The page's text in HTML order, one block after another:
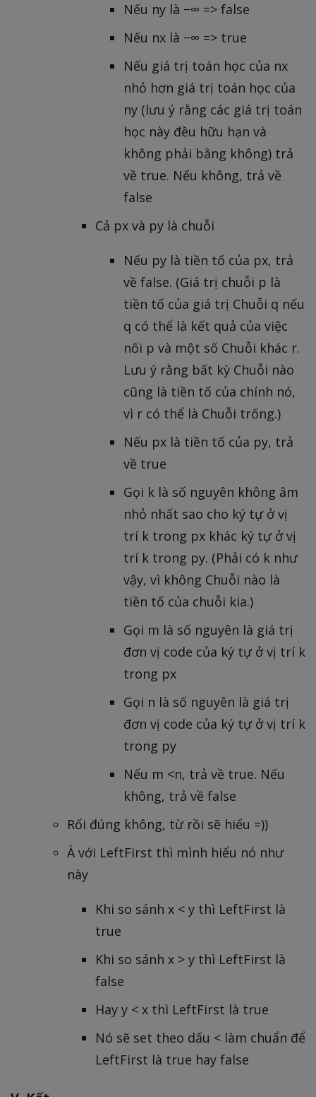
Nếu ny là −∞ => false
Nếu nx là −∞ => true
Nếu giá trị toán học của nx
nhỏ hơn giá trị toán học của
ny (lưu ý rằng các giá trị toán
học này đều hữu hạn và
không phải bằng không) trả
về true. Nếu không, trả về
false
Cả px và py là chuỗi
Nếu py là tiền tố của px, trả
về false. (Giá trị chuỗi p là
tiền tố của giá trị Chuỗi q nếu
q có thể là kết quả của việc
nối p và một số Chuỗi khác r.
Lưu ý rằng bất kỳ Chuỗi nào
cũng là tiền tố của chính nó,
vì r có thể là Chuỗi trống.)
Nếu px là tiền tố của py, trả
về true
Gọi k là số nguyên không âm
nhỏ nhất sao cho ký tự ở vị
trí k trong px khác ký tự ở vị
trí k trong py. (Phải có k như
vậy, vì không Chuỗi nào là
tiền tố của chuỗi kia.)
Gọi m là số nguyên là giá trị
đơn vị code của ký tự ở vị trí k
trong px
Gọi n là số nguyên là giá trị
đơn vị code của ký tự ở vị trí k
trong py
Nếu m <n, trả về true. Nếu
không, trả về false
Rối đúng không, từ rồi sẽ hiểu =))
À với LeftFirst thì mình hiểu nó như
này
Khi so sánh x < y thì LeftFirst là
true
Khi so sánh x > y thì LeftFirst là
false
Hay y < x thì LeftFirst là true
Nó sẽ set theo dấu < làm chuẩn để
LeftFirst là true hay false